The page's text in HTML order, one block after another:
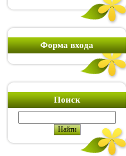
Форма входа
Поиск